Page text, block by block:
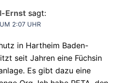
Ernst sagt:
2:07 UHR
in Hartheim Baden-
seit Jahren eine Füchsin
Es gibt dazu eine